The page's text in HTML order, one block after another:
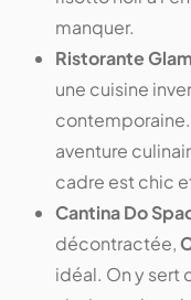
manquer.
Ristorante Glam
une cuisine
aventure
cadre est chic
Cantina Do
décontractée,
idéal. On y sert